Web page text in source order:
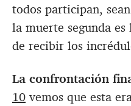
todos participan,
la muerte segunda
de recibir los
La confrontación
10 vemos que esta